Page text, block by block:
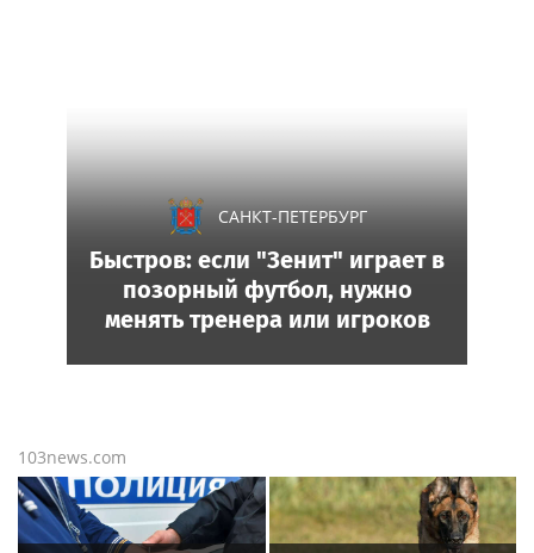
103news.com
САНКТ-ПЕТЕРБУРГ
Быстров: если "Зенит" играет в
позорный футбол, нужно
менять тренера или игроков